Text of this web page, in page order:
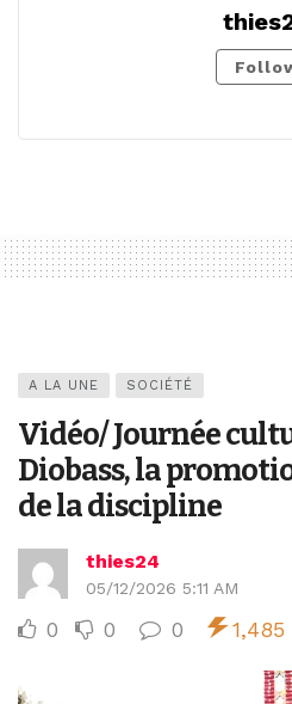
A LA UNE SOCIÉTÉ
Vidéo/ Journée
Diobass, la
de la discipline
thies24
05/12/2026 5:11 AM
0 0 0 1,485